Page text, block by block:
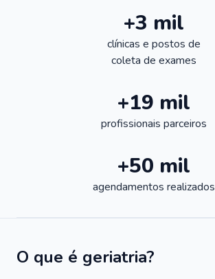
+3 mil
clínicas e postos de
coleta de exames
+19 mil
profissionais parceiros
+50 mil
agendamentos realizados
O que é geriatria?